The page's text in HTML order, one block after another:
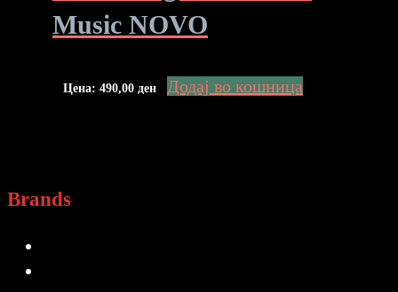
Music NOVO
Цена: 490,00 ден Додај во кошница
Brands